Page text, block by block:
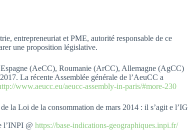
entrepreneuriat et PME, autorité responsable de ce
une proposition législative.
(AeCC), Roumanie (ArCC), Allemagne (AgCC)
La récente Assemblée générale de l’AeuCC a
www.aeucc.eu/aeucc-assembly-in-paris/#more-230
la Loi de la consommation de mars 2014 : il s’agit e l’IG
l’INPI @ https://base-indications-geographiques.inpi.fr/